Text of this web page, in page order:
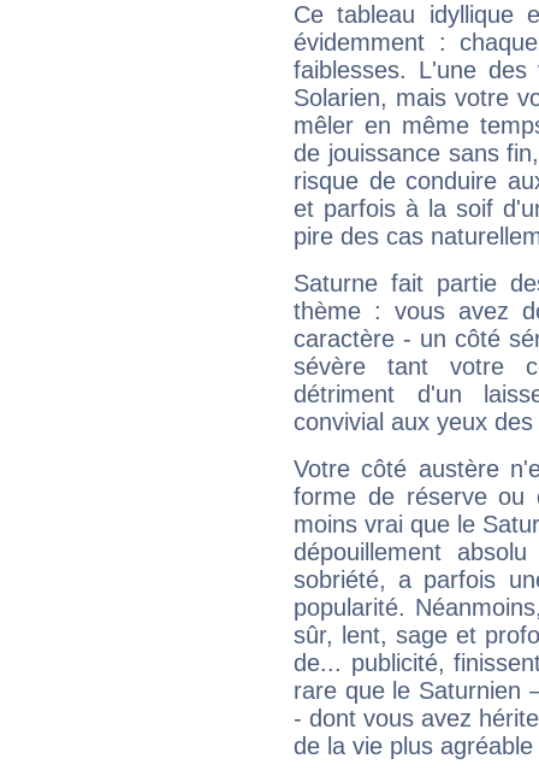
Ce tableau idyllique
évidemment :
faiblesses. L'une
Solarien, mais votre
mêler en même
de jouissance sans
risque de conduire
et parfois à la soif
pire des cas
Saturne fait partie
thème : vous avez
caractère - un côté
sévère tant votre
détriment d'un
convivial aux yeux
Votre côté austère
forme de réserve
moins vrai que le
dépouillement
sobriété, a parfois
popularité.
sûr, lent, sage et
de... publicité,
rare que le Saturnien
- dont vous avez
de la vie plus